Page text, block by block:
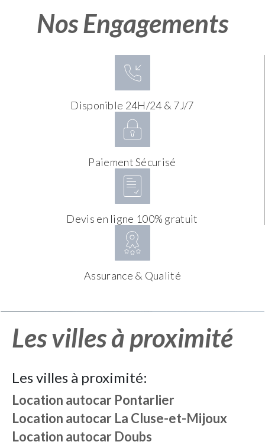
Nos Engagements
Disponible 24H/24 & 7J/7
Paiement Sécurisé
Devis en ligne 100% gratuit
Assurance & Qualité
Les villes à proximité
Les villes à proximité:
Location autocar Pontarlier
Location autocar La Cluse-et-Mijoux
Location autocar Doubs